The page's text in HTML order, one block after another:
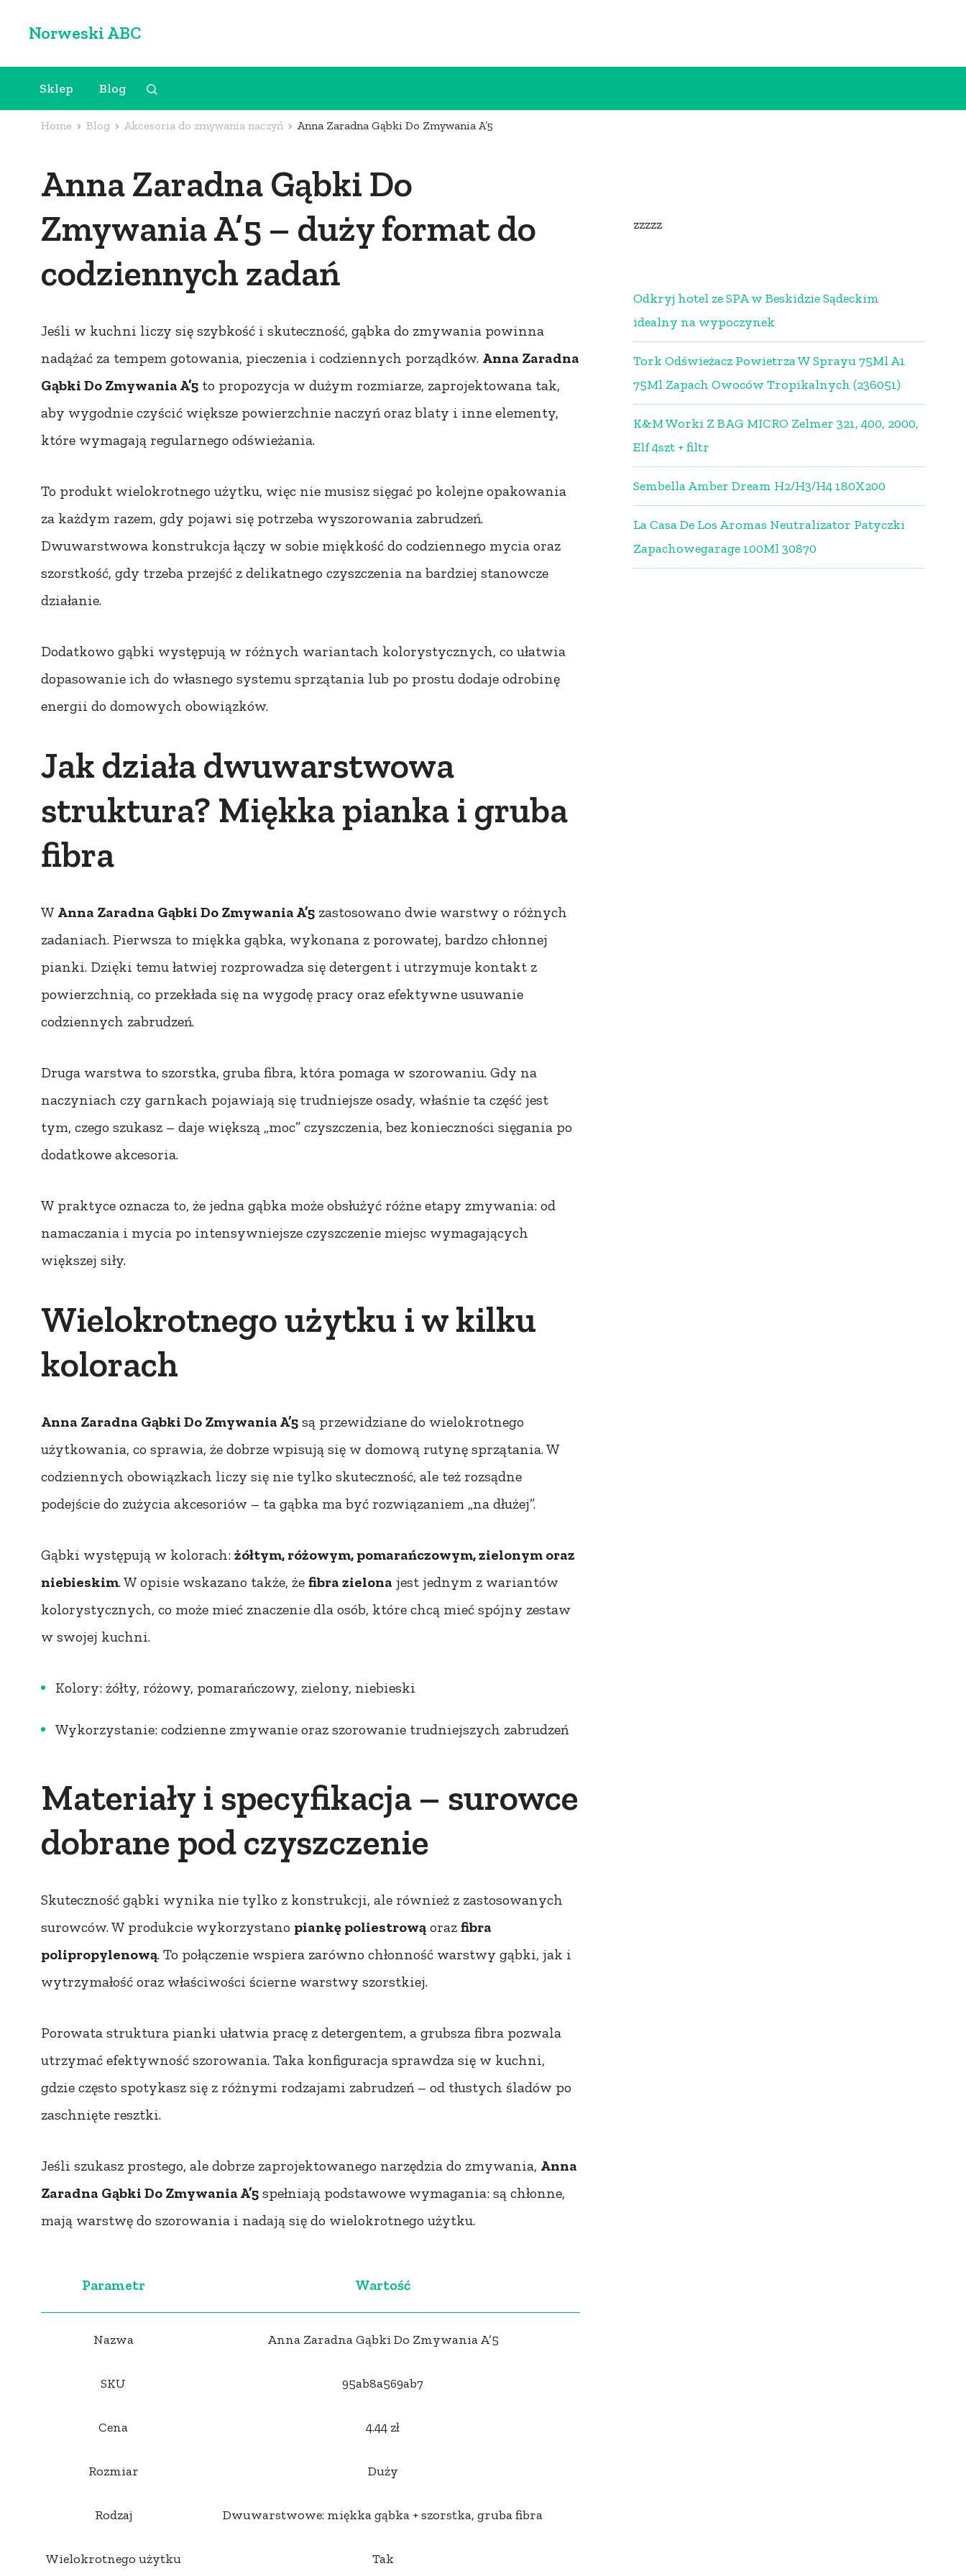
Norweski ABC
Sklep Blog
Home Blog Akcesoria do zmywania naczyń Anna Zaradna Gąbki Do Zmywania A’5
Anna Zaradna Gąbki Do
Zmywania A’5 – duży format do
codziennych zadań
Jeśli w kuchni liczy się szybkość i skuteczność, gąbka do zmywania powinna
nadążać za tempem gotowania, pieczenia i codziennych porządków. Anna Zaradna
Gąbki Do Zmywania A’5 to propozycja w dużym rozmiarze, zaprojektowana tak,
aby wygodnie czyścić większe powierzchnie naczyń oraz blaty i inne elementy,
które wymagają regularnego odświeżania.
To produkt wielokrotnego użytku, więc nie musisz sięgać po kolejne opakowania
za każdym razem, gdy pojawi się potrzeba wyszorowania zabrudzeń.
Dwuwarstwowa konstrukcja łączy w sobie miękkość do codziennego mycia oraz
szorstkość, gdy trzeba przejść z delikatnego czyszczenia na bardziej stanowcze
działanie.
Dodatkowo gąbki występują w różnych wariantach kolorystycznych, co ułatwia
dopasowanie ich do własnego systemu sprzątania lub po prostu dodaje odrobinę
energii do domowych obowiązków.
Jak działa dwuwarstwowa
struktura? Miękka pianka i gruba
fibra
W Anna Zaradna Gąbki Do Zmywania A’5 zastosowano dwie warstwy o różnych
zadaniach. Pierwsza to miękka gąbka, wykonana z porowatej, bardzo chłonnej
pianki. Dzięki temu łatwiej rozprowadza się detergent i utrzymuje kontakt z
powierzchnią, co przekłada się na wygodę pracy oraz efektywne usuwanie
codziennych zabrudzeń.
Druga warstwa to szorstka, gruba fibra, która pomaga w szorowaniu. Gdy na
naczyniach czy garnkach pojawiają się trudniejsze osady, właśnie ta część jest
tym, czego szukasz – daje większą „moc” czyszczenia, bez konieczności sięgania po
dodatkowe akcesoria.
W praktyce oznacza to, że jedna gąbka może obsłużyć różne etapy zmywania: od
namaczania i mycia po intensywniejsze czyszczenie miejsc wymagających
większej siły.
Wielokrotnego użytku i w kilku
kolorach
Anna Zaradna Gąbki Do Zmywania A’5 są przewidziane do wielokrotnego
użytkowania, co sprawia, że dobrze wpisują się w domową rutynę sprzątania. W
codziennych obowiązkach liczy się nie tylko skuteczność, ale też rozsądne
podejście do zużycia akcesoriów – ta gąbka ma być rozwiązaniem „na dłużej”.
Gąbki występują w kolorach: żółtym, różowym, pomarańczowym, zielonym oraz
niebieskim. W opisie wskazano także, że fibra zielona jest jednym z wariantów
kolorystycznych, co może mieć znaczenie dla osób, które chcą mieć spójny zestaw
w swojej kuchni.
Kolory: żółty, różowy, pomarańczowy, zielony, niebieski
Wykorzystanie: codzienne zmywanie oraz szorowanie trudniejszych zabrudzeń
Materiały i specyfikacja – surowce
dobrane pod czyszczenie
Skuteczność gąbki wynika nie tylko z konstrukcji, ale również z zastosowanych
surowców. W produkcie wykorzystano piankę poliestrową oraz fibra
polipropylenową. To połączenie wspiera zarówno chłonność warstwy gąbki, jak i
wytrzymałość oraz właściwości ścierne warstwy szorstkiej.
Porowata struktura pianki ułatwia pracę z detergentem, a grubsza fibra pozwala
utrzymać efektywność szorowania. Taka konfiguracja sprawdza się w kuchni,
gdzie często spotykasz się z różnymi rodzajami zabrudzeń – od tłustych śladów po
zaschnięte resztki.
Jeśli szukasz prostego, ale dobrze zaprojektowanego narzędzia do zmywania, Anna
Zaradna Gąbki Do Zmywania A’5 spełniają podstawowe wymagania: są chłonne,
mają warstwę do szorowania i nadają się do wielokrotnego użytku.
Parametr Wartość
Nazwa Anna Zaradna Gąbki Do Zmywania A’5
SKU 95ab8a569ab7
Cena 4.44 zł
Rozmiar Duży
Rodzaj Dwuwarstwowe: miękka gąbka + szorstka, gruba fibra
Wielokrotnego użytku Tak
zzzzz
Odkryj hotel ze SPA w Beskidzie Sądeckim
idealny na wypoczynek
Tork Odświeżacz Powietrza W Sprayu 75Ml A1
75Ml Zapach Owoców Tropikalnych (236051)
K&M Worki Z BAG MICRO Zelmer 321, 400, 2000,
Elf 4szt + filtr
Sembella Amber Dream H2/H3/H4 180X200
La Casa De Los Aromas Neutralizator Patyczki
Zapachowegarage 100Ml 30870